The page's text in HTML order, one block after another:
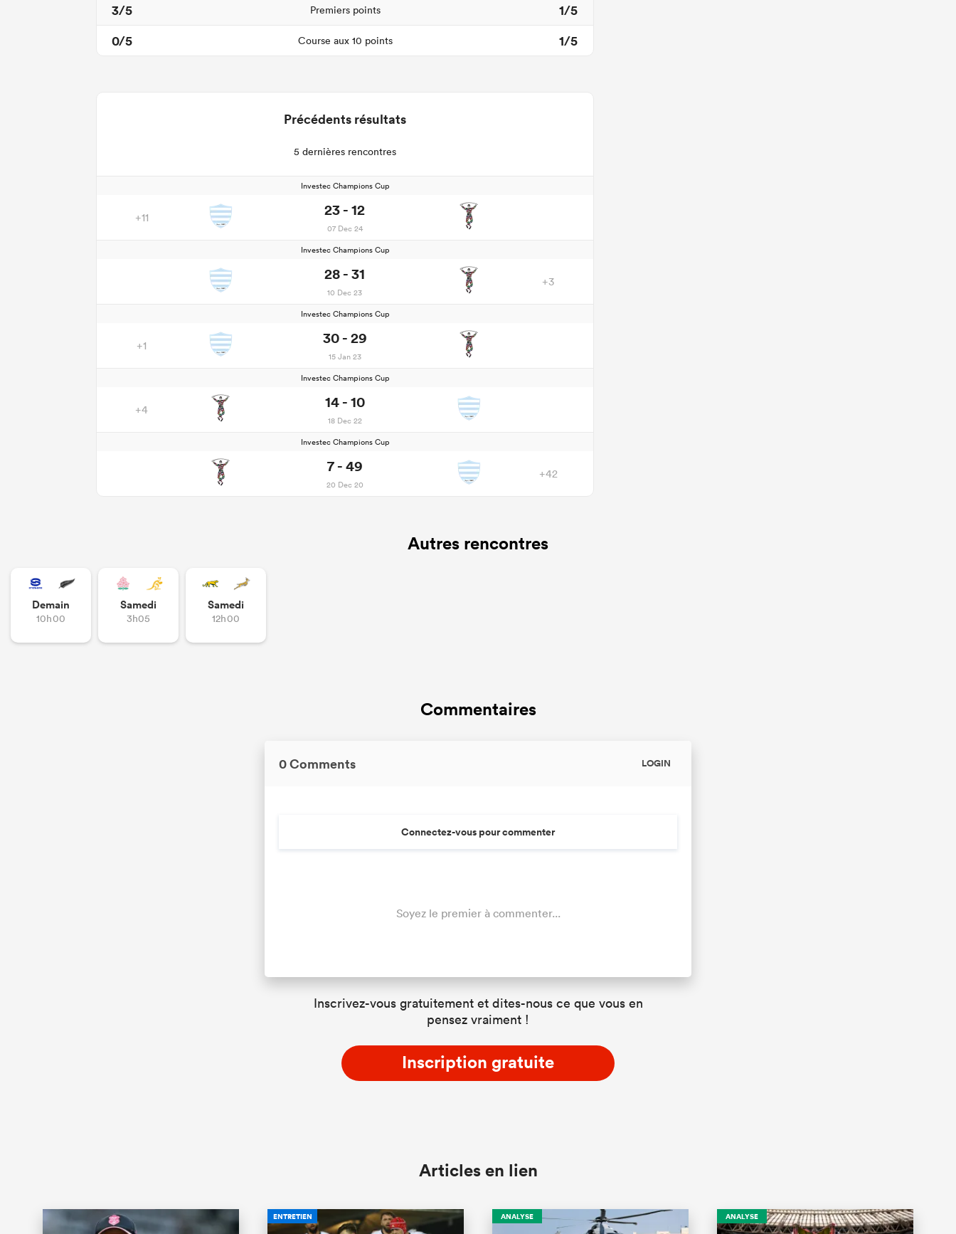
3/5
Premiers points
1/5
0/5
Course aux 10 points 1/5
Précédents résultats
5 dernières rencontres
Investec Champions Cup
+11 23 - 12
07 Dec 24
Investec Champions Cup
28 - 31
10 Dec 23
+3
Investec Champions Cup
+1 30 - 29
15 Jan 23
Investec Champions Cup
+4 14 - 10
18 Dec 22
Investec Champions Cup
7 - 49
20 Dec 20
+42
Autres rencontres
Demain
10h00
Samedi
3h05
Samedi
12h00
Commentaires
0 Comments LOGIN
Connectez-vous pour commenter
Soyez le premier à commenter...
Inscrivez-vous gratuitement et dites-nous ce que vous en
pensez vraiment !
Inscription gratuite
Articles en lien
ENTRETIEN ANALYSE ANALYSE